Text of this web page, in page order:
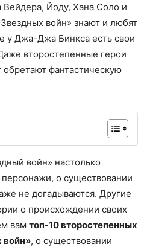
Йоду, Хана Соло и
войн» знают и любят
у Джа-Джа Бинкса есть свои
второстепенные герои
фантастическую
войн» настолько
о существовании
не догадываются. Другие
о происхождении своих
вам топ-10 второстепенных
войн», о существовании